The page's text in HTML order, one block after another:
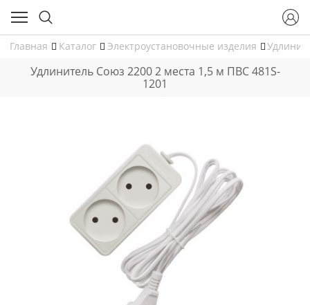
Главная Каталог Электроустановочные изделия
Удлинитель Союз 2200 2 места 1,5 м ПВС 481S-
1201